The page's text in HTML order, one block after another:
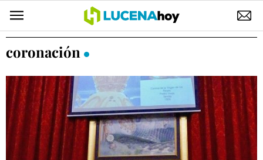
ELECCIONES
SUCESOS
ECONOMÍA
coronación